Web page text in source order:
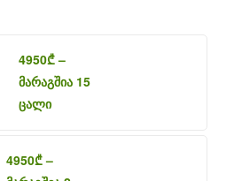
4950₾–
მარაგშია 15
ცალი
4950₾–